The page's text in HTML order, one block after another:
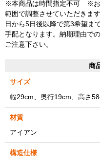
※本商品は時間指定不可 ※お
範囲で調整させていただきま
日から5日後以降で第3希望ま
手配となります。納期理由で
ご注意下さい。
商
サイズ
幅29cm、奥行19cm、高さ
材質
アイアン
構造仕様